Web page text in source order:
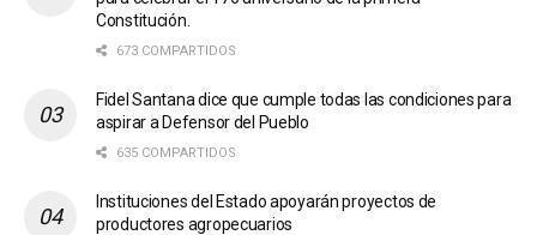
Constitución.
673 COMPARTIDOS
Fidel Santana dice que cumple todas las condiciones para
aspirar a Defensor del Pueblo
635 COMPARTIDOS
Instituciones del Estado apoyarán proyectos de
productores agropecuarios